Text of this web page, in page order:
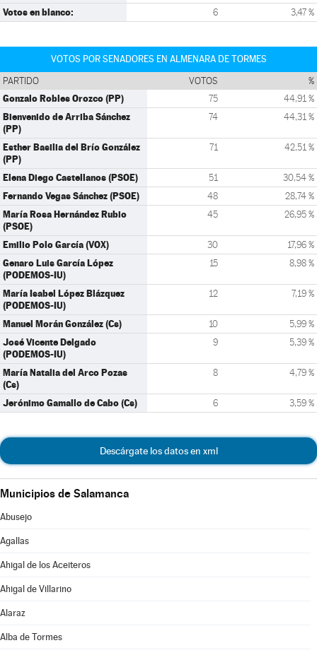
Votos en blanco: 6 3,47 %
VOTOS POR SENADORES EN ALMENARA DE TORMES
PARTIDO VOTOS %
Gonzalo Robles Orozco (PP) 75 44,91 %
Bienvenido de Arriba Sánchez
(PP)
74 44,31 %
Esther Basilia del Brío González
(PP)
71 42,51 %
Elena Diego Castellanos (PSOE) 51 30,54 %
Fernando Vegas Sánchez (PSOE) 48 28,74 %
María Rosa Hernández Rubio
(PSOE)
45 26,95 %
Emilio Polo García (VOX) 30 17,96 %
Genaro Luis García López
(PODEMOS-IU)
15 8,98 %
María Isabel López Blázquez
(PODEMOS-IU)
12 7,19 %
Manuel Morán González (Cs) 10 5,99 %
José Vicente Delgado
(PODEMOS-IU)
9 5,39 %
María Natalia del Arco Pozas
(Cs)
8 4,79 %
Jerónimo Gamallo de Cabo (Cs) 6 3,59 %
Descárgate los datos en xml
Municipios de Salamanca
Abusejo
Agallas
Ahigal de los Aceiteros
Ahigal de Villarino
Alaraz
Alba de Tormes